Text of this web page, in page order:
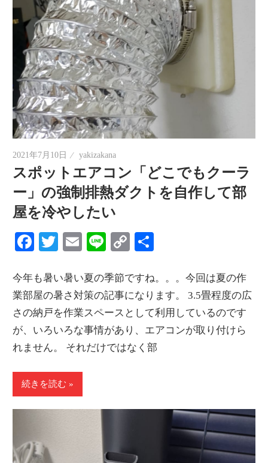
2021年7月10日 yakizakana
スポットエアコン「どこでもクーラ
ー」の強制排熱ダクトを自作して部
屋を冷やしたい
Facebook
Twitter
EmailLineCopy
今年も暑い暑い夏の季節ですね。。。今回は夏の作
業部屋の暑さ対策の記事になります。 3.5畳程度の広
さの納戸を作業スペースとして利用しているのです
が、いろいろな事情があり、エアコンが取り付けら
れません。 それだけではなく部
続きを読む